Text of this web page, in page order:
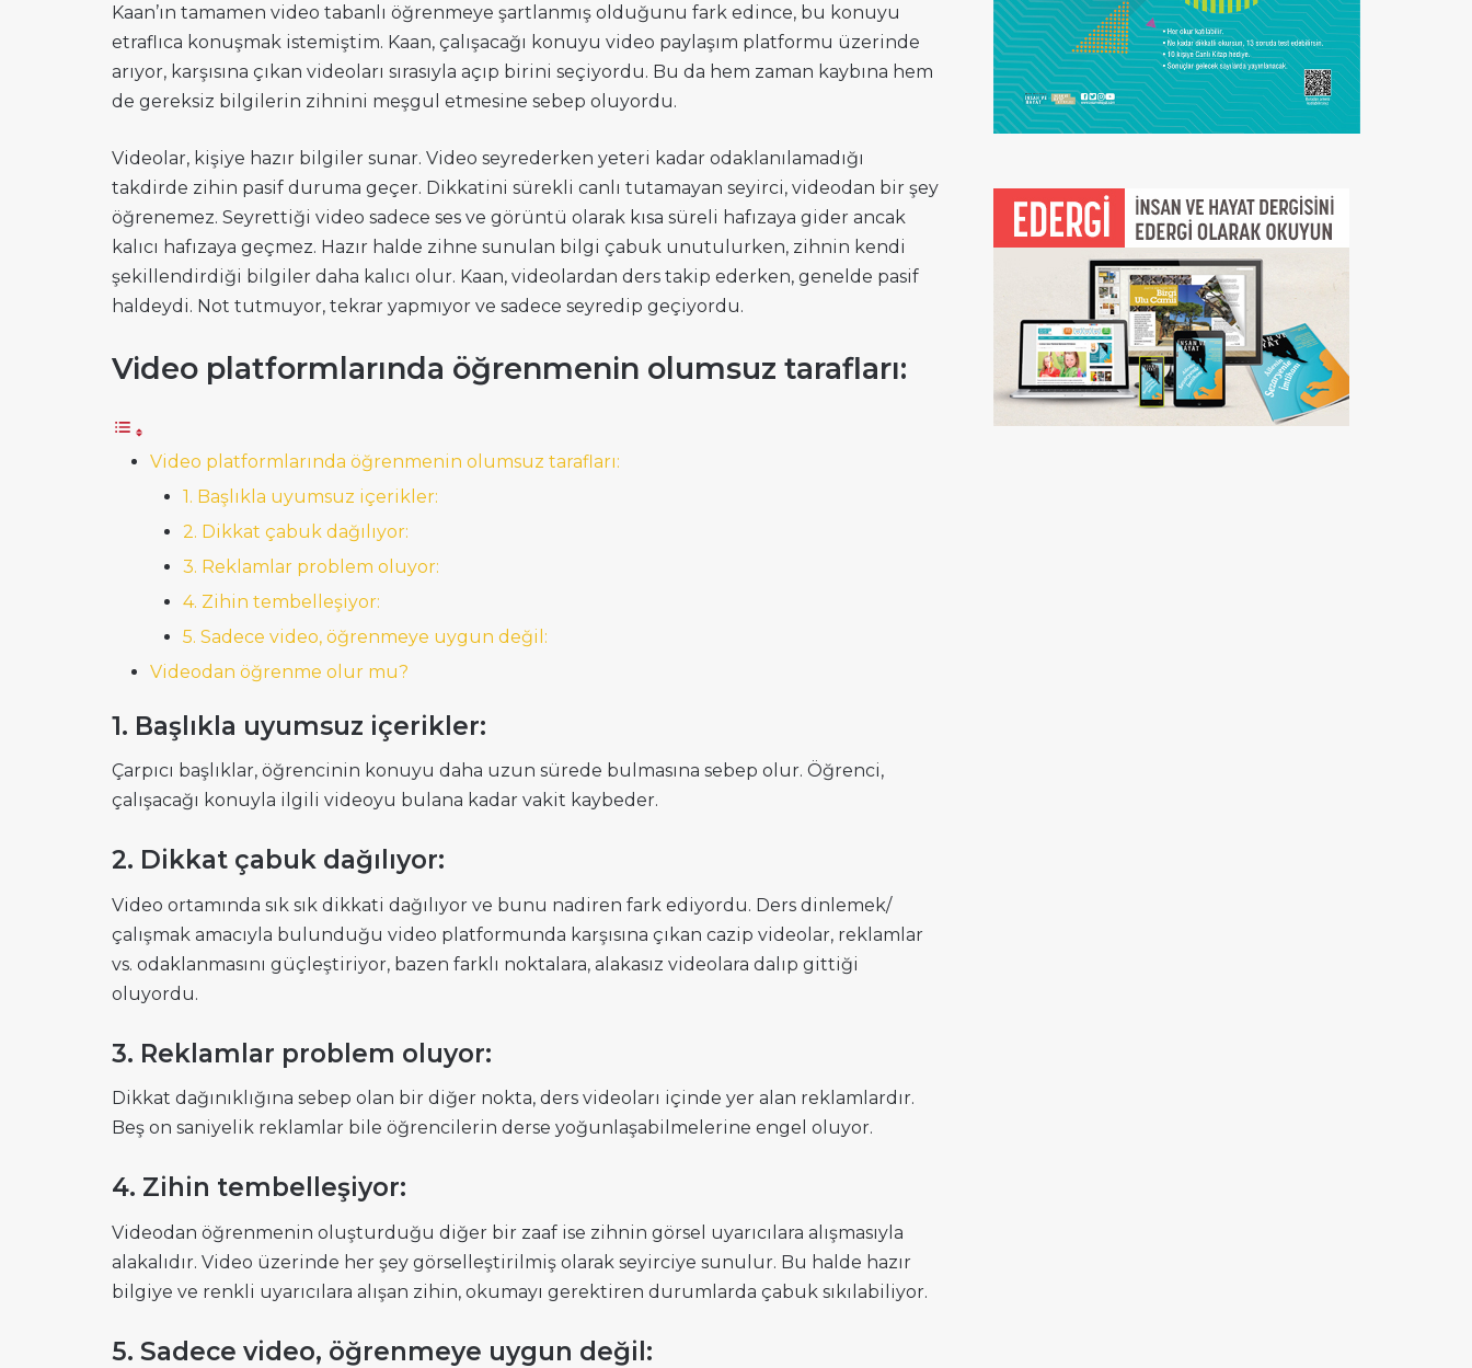
Kaan’ın tamamen video tabanlı öğrenmeye şartlanmış olduğunu fark edince, bu konuyu
etraflıca konuşmak istemiştim. Kaan, çalışacağı konuyu video paylaşım platformu üzerinde
arıyor, karşısına çıkan videoları sırasıyla açıp birini seçiyordu. Bu da hem zaman kaybına hem
de gereksiz bilgilerin zihnini meşgul etmesine sebep oluyordu.
Videolar, kişiye hazır bilgiler sunar. Video seyrederken yeteri kadar odaklanılamadığı
takdirde zihin pasif duruma geçer. Dikkatini sürekli canlı tutamayan seyirci, videodan bir şey
öğrenemez. Seyrettiği video sadece ses ve görüntü olarak kısa süreli hafızaya gider ancak
kalıcı hafızaya geçmez. Hazır halde zihne sunulan bilgi çabuk unutulurken, zihnin kendi
şekillendirdiği bilgiler daha kalıcı olur. Kaan, videolardan ders takip ederken, genelde pasif
haldeydi. Not tutmuyor, tekrar yapmıyor ve sadece seyredip geçiyordu.
Video platformlarında öğrenmenin olumsuz tarafları:
Video platformlarında öğrenmenin olumsuz tarafları:
1. Başlıkla uyumsuz içerikler:
2. Dikkat çabuk dağılıyor:
3. Reklamlar problem oluyor:
4. Zihin tembelleşiyor:
5. Sadece video, öğrenmeye uygun değil:
Videodan öğrenme olur mu?
1. Başlıkla uyumsuz içerikler:
Çarpıcı başlıklar, öğrencinin konuyu daha uzun sürede bulmasına sebep olur. Öğrenci,
çalışacağı konuyla ilgili videoyu bulana kadar vakit kaybeder.
2. Dikkat çabuk dağılıyor:
Video ortamında sık sık dikkati dağılıyor ve bunu nadiren fark ediyordu. Ders dinlemek/
çalışmak amacıyla bulunduğu video platformunda karşısına çıkan cazip videolar, reklamlar
vs. odaklanmasını güçleştiriyor, bazen farklı noktalara, alakasız videolara dalıp gittiği
oluyordu.
3. Reklamlar problem oluyor:
Dikkat dağınıklığına sebep olan bir diğer nokta, ders videoları içinde yer alan reklamlardır.
Beş on saniyelik reklamlar bile öğrencilerin derse yoğunlaşabilmelerine engel oluyor.
4. Zihin tembelleşiyor:
Videodan öğrenmenin oluşturduğu diğer bir zaaf ise zihnin görsel uyarıcılara alışmasıyla
alakalıdır. Video üzerinde her şey görselleştirilmiş olarak seyirciye sunulur. Bu halde hazır
bilgiye ve renkli uyarıcılara alışan zihin, okumayı gerektiren durumlarda çabuk sıkılabiliyor.
5. Sadece video, öğrenmeye uygun değil: